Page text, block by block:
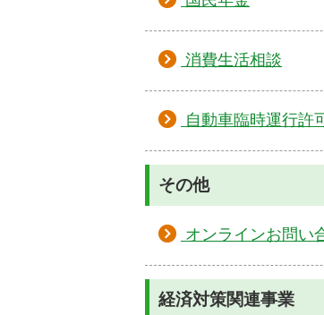
消費生活相談
自動車臨時運行許
その他
オンラインお問い
経済対策関連事業